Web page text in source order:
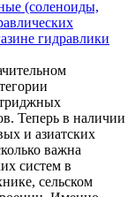
(соленоиды,
гидравлики
Теперь в наличии
и азиатских
важна
систем в
сельском